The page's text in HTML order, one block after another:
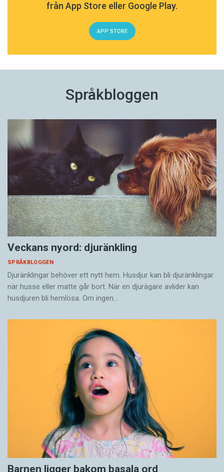
från App Store eller Google Play.
APP STORE
Språkbloggen
Veckans nyord: djuränkling
SPRÅKBLOGGEN
Djuränklingar behöver ett nytt hem. Husdjur kan bli djuränklingar
när husse eller matte går bort. När en djurägare avlider kan
husdjuren bli hemlösa. Om ingen…
Barnen ligger bakom basala ord